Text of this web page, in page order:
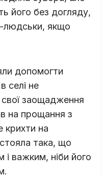
його без догляду,
людськи, якщо
допомогти
селі не
заощадження
на прощання з
на
така, що
і важким, ніби його